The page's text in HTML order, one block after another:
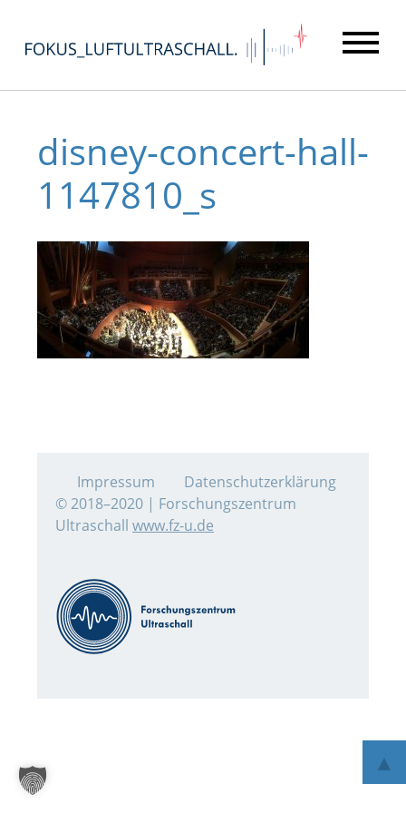
disney-concert-hall-
1147810_s
Datenschutzerklärung
Impressum
© 2018–2020 | Forschungszentrum
Ultraschall www.fz-u.de
▲